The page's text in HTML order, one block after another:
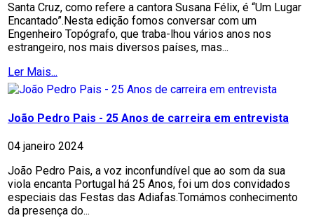
Santa Cruz, como refere a cantora Susana Félix, é “Um Lugar
Encantado”.Nesta edição fomos conversar com um
Engenheiro Topógrafo, que traba-lhou vários anos nos
estrangeiro, nos mais diversos países, mas...
Ler Mais...
João Pedro Pais - 25 Anos de carreira em entrevista
04 janeiro 2024
João Pedro Pais, a voz inconfundível que ao som da sua
viola encanta Portugal há 25 Anos, foi um dos convidados
especiais das Festas das Adiafas.Tomámos conhecimento
da presença do...